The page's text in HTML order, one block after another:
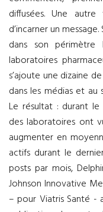
diffusées. Une
d’incarner un
dans son
laboratoires
s’ajoute une dizaine
dans les médias et au
Le résultat : durant
des laboratoires ont
augmenter en
actifs durant le
posts par mois,
Johnson Innovative
– pour Viatris Santé -